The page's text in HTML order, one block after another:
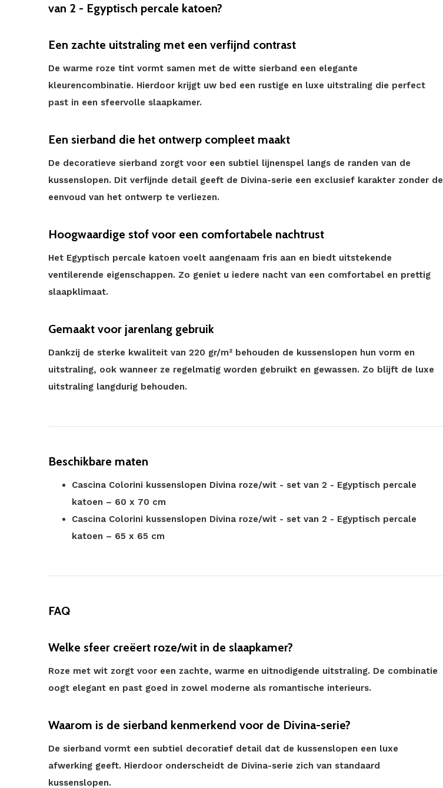
van 2 - Egyptisch percale katoen?
Een zachte uitstraling met een verfijnd contrast
De warme roze tint vormt samen met de witte sierband een elegante
kleurencombinatie. Hierdoor krijgt uw bed een rustige en luxe uitstraling die perfect
past in een sfeervolle slaapkamer.
Een sierband die het ontwerp compleet maakt
De decoratieve sierband zorgt voor een subtiel lijnenspel langs de randen van de
kussenslopen. Dit verfijnde detail geeft de Divina-serie een exclusief karakter zonder de
eenvoud van het ontwerp te verliezen.
Hoogwaardige stof voor een comfortabele nachtrust
Het Egyptisch percale katoen voelt aangenaam fris aan en biedt uitstekende
ventilerende eigenschappen. Zo geniet u iedere nacht van een comfortabel en prettig
slaapklimaat.
Gemaakt voor jarenlang gebruik
Dankzij de sterke kwaliteit van 220 gr/m² behouden de kussenslopen hun vorm en
uitstraling, ook wanneer ze regelmatig worden gebruikt en gewassen. Zo blijft de luxe
uitstraling langdurig behouden.
Beschikbare maten
Cascina Colorini kussenslopen Divina roze/wit - set van 2 - Egyptisch percale
katoen – 60 x 70 cm
Cascina Colorini kussenslopen Divina roze/wit - set van 2 - Egyptisch percale
katoen – 65 x 65 cm
FAQ
Welke sfeer creëert roze/wit in de slaapkamer?
Roze met wit zorgt voor een zachte, warme en uitnodigende uitstraling. De combinatie
oogt elegant en past goed in zowel moderne als romantische interieurs.
Waarom is de sierband kenmerkend voor de Divina-serie?
De sierband vormt een subtiel decoratief detail dat de kussenslopen een luxe
afwerking geeft. Hierdoor onderscheidt de Divina-serie zich van standaard
kussenslopen.